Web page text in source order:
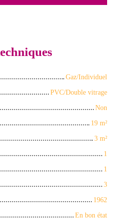
Gaz/Individuel
PVC/Double vitrage
Non
19 m²
3 m²
1
1
3
1962
En bon état